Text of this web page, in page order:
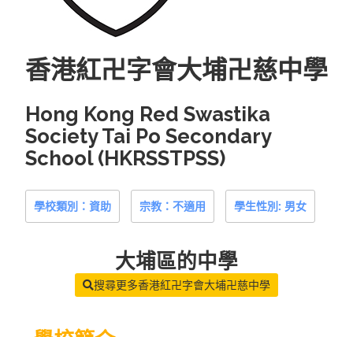
香港紅卍字會大埔卍慈中學
Hong Kong Red Swastika
Society Tai Po Secondary
School (HKRSSTPSS)
學校類別：資助 宗教：不適用 學生性別: 男女
大埔區的中學
搜尋更多香港紅卍字會大埔卍慈中學